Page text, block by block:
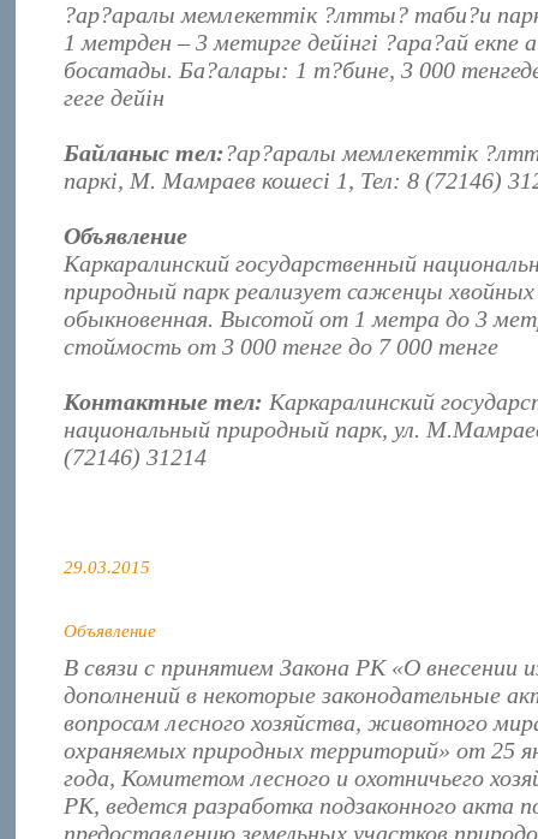
?ар?аралы мемлекеттік ?лтты? таби?и
1 метрден – 3 метирге дейінгі ?ара?ай
босатады. Ба?алары: 1 т?бине, 3 000
геге дейін
Байланыс тел:?ар?аралы мемлекеттік
паркі, М. Мамраев кошесі 1, Тел: 8 (72146)
Объявление
Каркаралинский государственный
природный парк реализует саженцы хвойных
обыкновенная. Высотой от 1 метра до 3
стоймость от 3 000 тенге до 7 000 тенге
Контактные тел: Каркаралинский
национальный природный парк, ул.
(72146) 31214
29.03.2015
Объявление
В связи с принятием Закона РК «О внесении
дополнений в некоторые законодательные
вопросам лесного хозяйства, животного
охраняемых природных территорий» от 25
года, Комитетом лесного и охотничьего
РК, ведется разработка подзаконного акта
предоставлению земельных участков